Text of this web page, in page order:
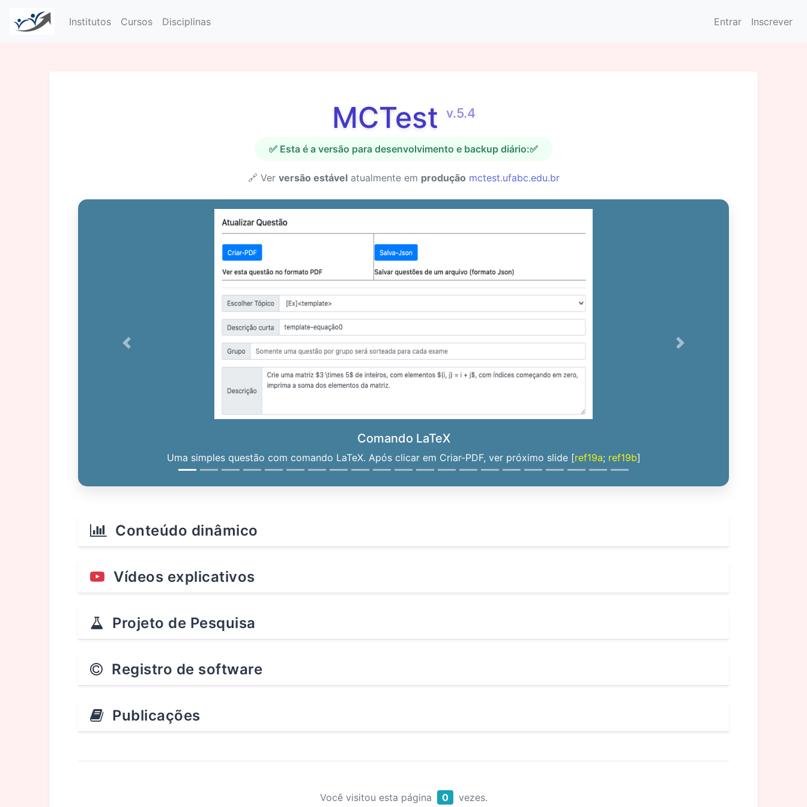
Institutos Cursos Disciplinas Entrar Inscrever
MCTest v.5.4
✅ Esta é a versão para desenvolvimento e backup diário:✅
🔗 Ver versão estávelatualmente em produção mctest.ufabc.edu.br
Comando LaTeX
Uma simples questão com comando LaTeX. Após clicar em Criar-PDF, ver próximo slide [ref19a; ref19b]
Previous Next
Conteúdo dinâmico
Vídeos explicativos
Projeto de Pesquisa
Registro de software
Publicações
Você visitou esta página 0 vezes.